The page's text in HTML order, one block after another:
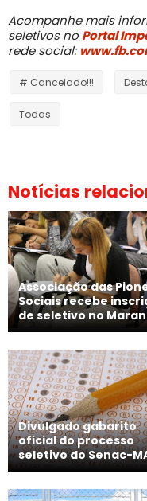
Acompanhe mais
seletivos noPortal
rede social:
# Cancelado!!!
Todas
Notícias
Associação das
Sociais recebe
de seletivo no
Divulgado gabarito
oficial do processo
seletivo do Senac-